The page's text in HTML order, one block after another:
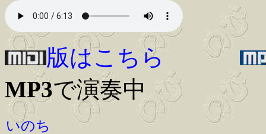
版はこちら
MP3で演奏中
いのち